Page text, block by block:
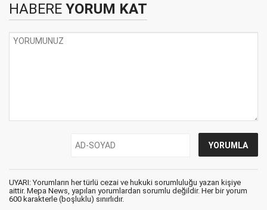
HABERE YORUM KAT
UYARI: Yorumların her türlü cezai ve hukuki sorumluluğu yazan kişiye
aittir. Mepa News, yapılan yorumlardan sorumlu değildir. Her bir yorum
600 karakterle (boşluklu) sınırlıdır.